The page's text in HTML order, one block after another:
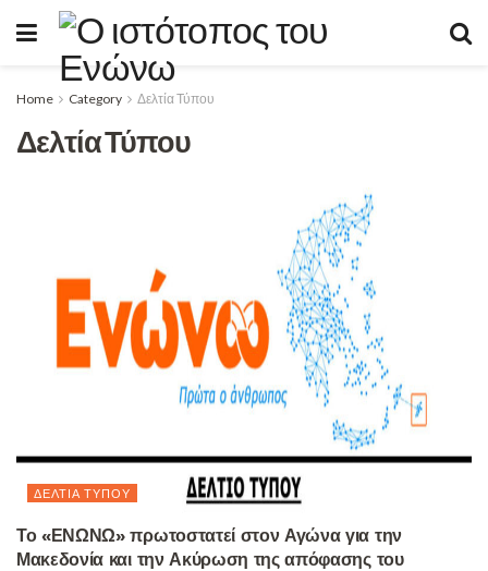
Home Category Δελτία Τύπου
Δελτία Τύπου
ΔΕΛΤΊΑ ΤΎΠΟΥ
Το «ΕΝΩΝΩ» πρωτοστατεί στον Αγώνα για την
Μακεδονία και την Ακύρωση της απόφασης του